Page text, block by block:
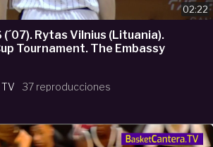
02:22
(´07). Rytas Vilnius (Lituania).
Tournament. The Embassy
37 reproducciones